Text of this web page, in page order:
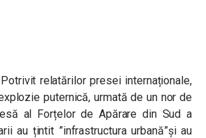
Potrivit relatărilor presei internaționale,
puternică, urmată de un nor de
al Forțelor de Apărare din Sud a
au țintit ”infrastructura urbană”și au